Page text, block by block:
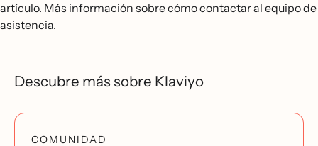
artículo. Más información sobre cómo contactar al equipo de
asistencia.
Descubre más sobre Klaviyo
COMUNIDAD